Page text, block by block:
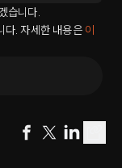
습니다.
. 자세한 내용은 이